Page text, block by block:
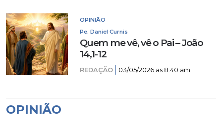
OPINIÃO
Pe. Daniel Curnis
Quem me vê, vê o Pai – João
14,1-12
REDAÇÃO 03/05/2026 as 8:40 am
OPINIÃO